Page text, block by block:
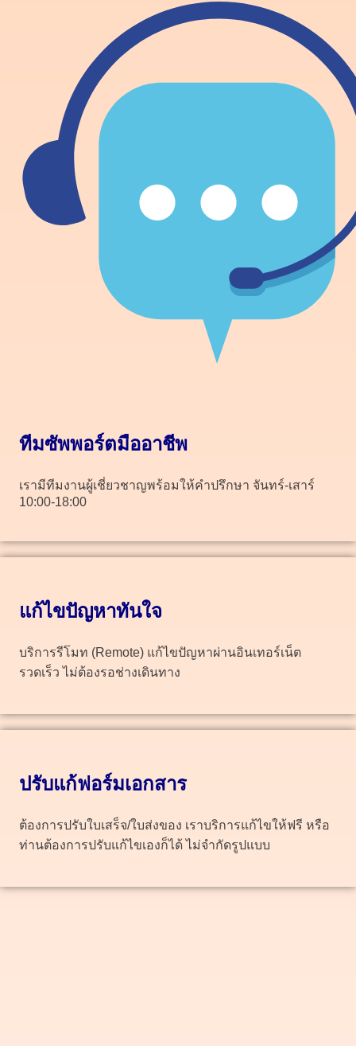
ทีมซัพพอร์ตมืออาชีพ
เรามีทีมงานผู้เชี่ยวชาญพร้อมให้คำปรึกษา จันทร์-เสาร์
10:00-18:00
แก้ไขปัญหาทันใจ
บริการรีโมท (Remote) แก้ไขปัญหาผ่านอินเทอร์เน็ต
รวดเร็ว ไม่ต้องรอช่างเดินทาง
ปรับแก้ฟอร์มเอกสาร
ต้องการปรับใบเสร็จ/ใบส่งของ เราบริการแก้ไขให้ฟรี หรือ
ท่านต้องการปรับแก้ไขเองก็ได้ ไม่จำกัดรูปแบบ